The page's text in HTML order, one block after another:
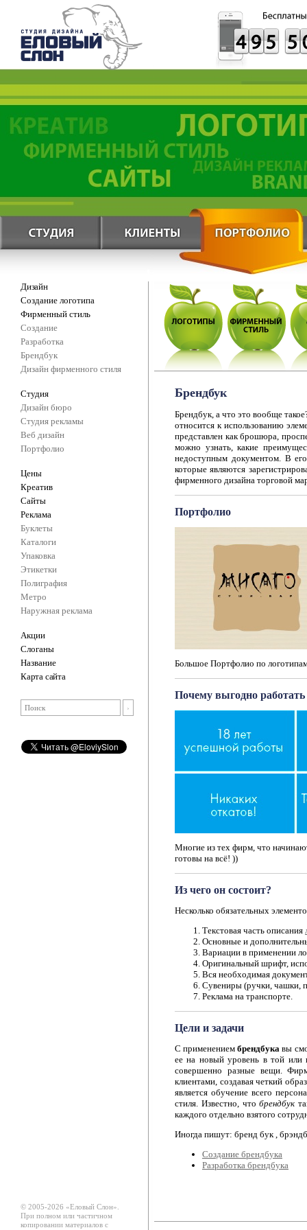
Дизайн
Создание логотипа
Фирменный стиль
Создание
Разработка
Брендбук
Дизайн фирменного стиля
Студия
Дизайн бюро
Студия рекламы
Веб дизайн
Портфолио
Цены
Креатив
Сайты
Реклама
Буклеты
Каталоги
Упаковка
Этикетки
Полиграфия
Метро
Наружная реклама
Акции
Слоганы
Название
Карта сайта
Брендбук
Брендбук, а что это вообще
относится к использованию
представлен как брошюра,
можно узнать, какие
недоступным документом. В
которые являются
фирменного дизайна торговой
Портфолио
Большое Портфолио по
Почему выгодно работать
Многие из тех фирм, что
готовы на всё! ))
Из чего он состоит?
Несколько обязательных
Текстовая часть описания
Основные и
Вариации в применении
Оригинальный шрифт,
Вся необходимая
Сувениры (ручки, чашки,
Реклама на транспорте.
Цели и задачи
C применениембрендбука вы
ее на новый уровень в той
совершенно разные вещи.
клиентами, создавая четкий
является обучение всего
стиля. Известно, чтобрендбук
каждого отдельно взятого
Иногда пишут: бренд бук ,
Создание брендбука
Разработка брендбука
© 2005-2026 «Еловый Cлон».
При полном или частичном
копировании материалов с